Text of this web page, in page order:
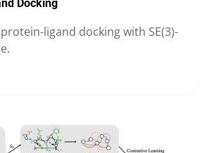
Docking
ligand docking with SE(3)-